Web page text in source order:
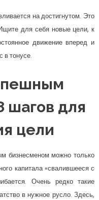
на достигнутом. Это
для себя новые цели, к
движение вперед и
в тонусе.
шагов для
цели
бизнесменом можно только
капитала «свалившееся с
Очень редко такие
в нужное русло. Здесь,